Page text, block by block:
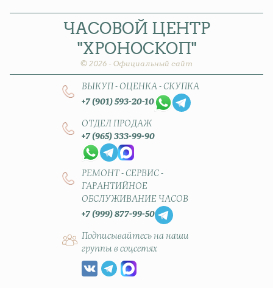
ЧАСОВОЙ ЦЕНТР
"ХРОНОСКОП"
© 2026 - Официальный сайт
ВЫКУП - ОЦЕНКА - СКУПКА
+7 (901) 593-20-10
ОТДЕЛ ПРОДАЖ
+7 (965) 333-99-90
РЕМОНТ - СЕРВИС -
ГАРАНТИЙНОЕ
ОБСЛУЖИВАНИЕ ЧАСОВ
+7 (999) 877-99-50
Подписывайтесь на наши
группы в соцсетях